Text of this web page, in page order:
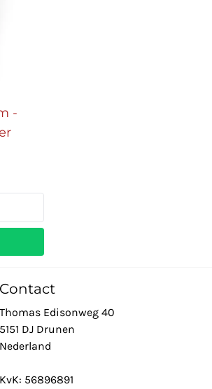
-
Contact
Thomas Edisonweg 40
5151 DJ Drunen
Nederland
KvK: 56896891